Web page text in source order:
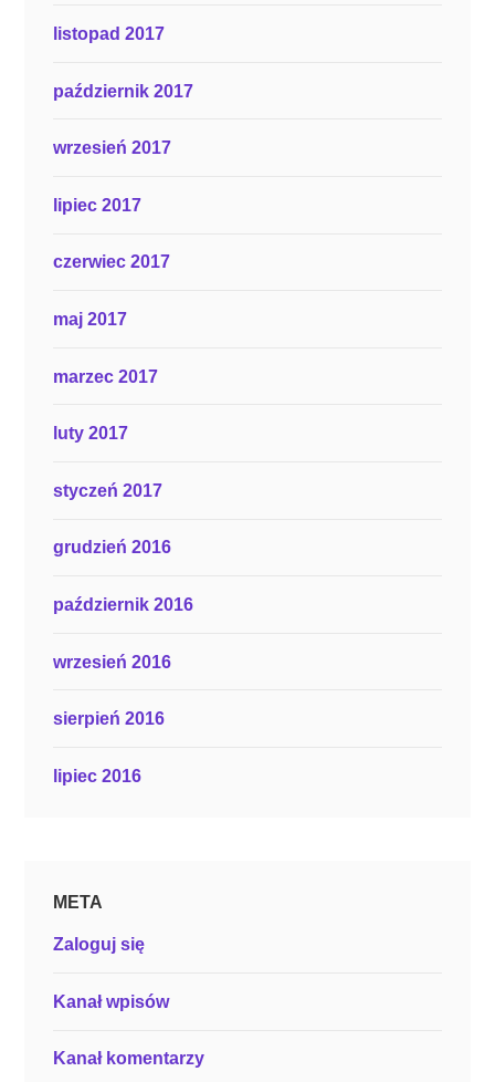
listopad 2017
październik 2017
wrzesień 2017
lipiec 2017
czerwiec 2017
maj 2017
marzec 2017
luty 2017
styczeń 2017
grudzień 2016
październik 2016
wrzesień 2016
sierpień 2016
lipiec 2016
META
Zaloguj się
Kanał wpisów
Kanał komentarzy